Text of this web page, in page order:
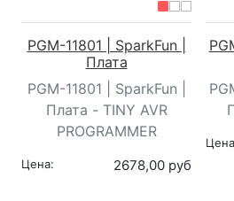
PGM-11801 | SparkFun |
Плата
PGM-11801 | SparkFun |
Плата - TINY AVR
PROGRAMMER
Цена: 2678,00 руб